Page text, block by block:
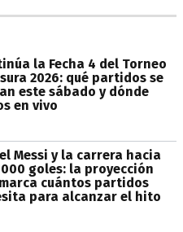
la Fecha 4 del Torneo
2026: qué partidos se
este sábado y dónde
en vivo
Messi y la carrera hacia
goles: la proyección
cuántos partidos
para alcanzar el hito